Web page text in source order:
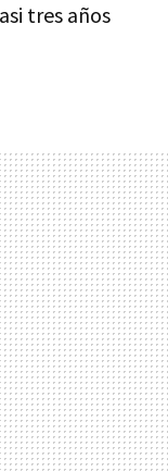
tres años